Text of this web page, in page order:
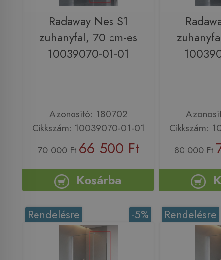
Radaway Nes S1
zuhanyfal, 70 cm-es
10039070-01-01
Azonosító: 180702
Cikkszám: 10039070-01-01
70 000 Ft 66 500 Ft
Kosárba
Cikkszám:
80 000 Ft
-5%
Rendelésre Rendelésre